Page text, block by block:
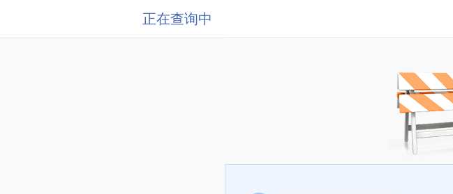
正在查询中